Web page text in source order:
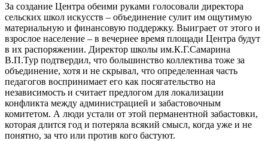
За создание Центра обеими руками голосовали директора
сельских школ искусств – объединение сулит им ощутимую
материальную и финансовую поддержку. Выиграет от этого и
взрослое население – в вечернее время площади Центра будут
в их распоряжении. Директор школы им.К.Г.Самарина
В.П.Тур подтвердил, что большинство коллектива тоже за
объединение, хотя и не скрывал, что определенная часть
педагогов воспринимает его как посягательство на
независимость и считает предлогом для локализации
конфликта между администрацией и забастовочным
комитетом. А люди устали от этой перманентной забастовки,
которая длится год и потеряла всякий смысл, когда уже и не
понятно, за что или против кого бастуют.